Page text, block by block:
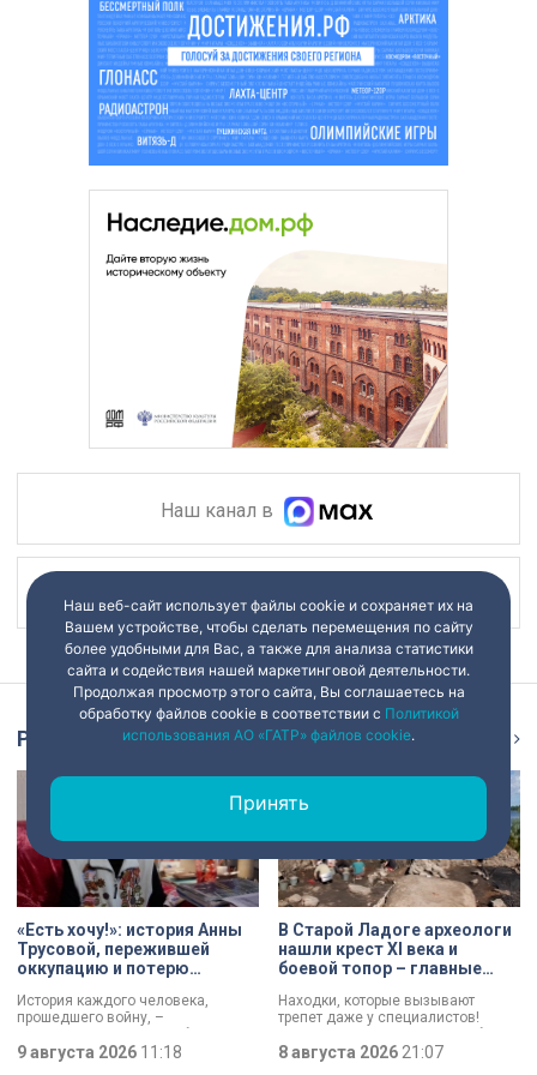
Наш канал в
Репортаж
«Есть хочу!»: история Анны
Трусовой, пережившей
оккупацию и потерю
История каждого человека,
прошедшего войну, –
напоминание о цене победы.
Сколько испытаний выпало на
долю блокадников, тружеников
9 августа 2026 11:18
В Старой Ладоге археологи
нашли крест XI века и
боевой топор – главные
Находки, которые вызывают
трепет даже у специалистов!
Нательный крест возрастом более
тысячи лет и боевой топор – вот
главные трофеи археологической
8 августа 2026 21:07
Наш веб-сайт использует файлы cookie и сохраняет их на
Вашем устройстве, чтобы сделать перемещения по сайту
более удобными для Вас, а также для анализа статистики
сайта и содействия нашей маркетинговой деятельности.
Продолжая просмотр этого сайта, Вы соглашаетесь на
обработку файлов cookie в соответствии с Политикой
использования АО «ГАТР» файлов cookie.
Принять